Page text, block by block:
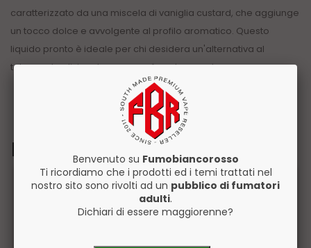
caratterizzato da una miscela di vaniglia custard, che aggiunge
un tocco dolce e avvolgente al profilo aromatico. Questo
liquido pronto è ideale per chi desidera un'alternativa al
tabacco tradizionale con una sfumatura gustosa.
Prodotti Correlati
Benvenuto su Fumobiancorosso
Ti ricordiamo che i prodotti ed i temi trattati nel
nostro sito sono rivolti ad un pubblico di fumatori
adulti.
Dichiari di essere maggiorenne?